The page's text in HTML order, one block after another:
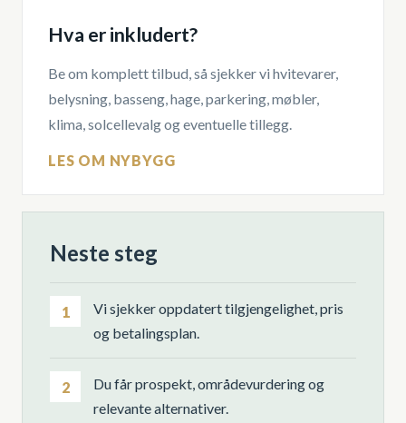
Hva er inkludert?
Be om komplett tilbud, så sjekker vi hvitevarer,
belysning, basseng, hage, parkering, møbler,
klima, solcellevalg og eventuelle tillegg.
LES OM NYBYGG
Neste steg
1
Vi sjekker oppdatert tilgjengelighet, pris
og betalingsplan.
2
Du får prospekt, områdevurdering og
relevante alternativer.